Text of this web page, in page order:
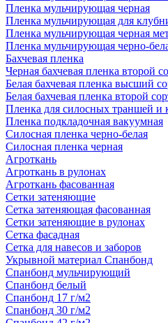
Пленка мульчирующая черная
Пленка мульчирующая для
Пленка мульчирующая черная
Пленка мульчирующая черно-
Бахчевая пленка
Черная бахчевая пленка второй
Белая бахчевая пленка высший
Белая бахчевая пленка второй
Пленка для силосных траншей и
Пленка подкладочная вакуумная
Силосная пленка черно-белая
Силосная пленка черная
Агроткань
Агроткань в рулонах
Агроткань фасованная
Сетки затеняющие
Сетка затеняющая фасованная
Сетки затеняющие в рулонах
Сетка фасадная
Сетка для навесов и заборов
Укрывной материал Спанбонд
Спанбонд мульчирующий
Спанбонд белый
Спанбонд 17 г/м2
Спанбонд 30 г/м2